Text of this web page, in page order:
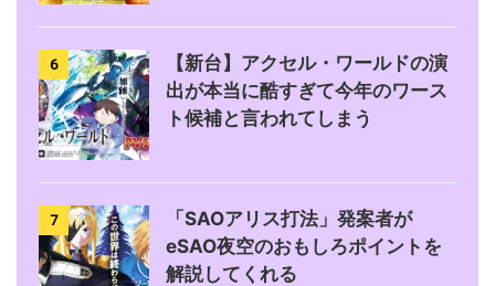
6
【新台】アクセル・ワールドの演
出が本当に酷すぎて今年のワース
ト候補と言われてしまう
7
「SAOアリス打法」発案者が
eSAO夜空のおもしろポイントを
解説してくれる